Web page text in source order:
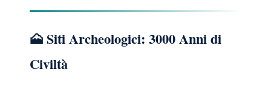
🗻 Siti Archeologici: 3000 Anni di
Civiltà